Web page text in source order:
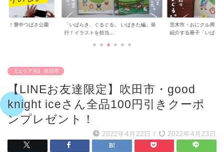
る。 いばきた編」発
茨木市・おにクル周辺の寄り道スポットを
紹介する冊子「いば...
子供と遊べる北摂の公
摂の公園めぐり〜
【エリア別】 吹田市
【LINEお友達限定】吹田市・good
knight iceさん全品100円引きクーポ
ンプレゼント！
2022年4月22日 / 2022年4月23日